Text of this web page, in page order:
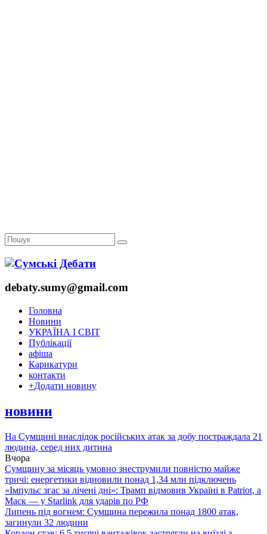
debaty.sumy@gmail.com
Головна
Новини
УКРАЇНА І СВІТ
Публікації
афіша
Карикатури
контакти
+Додати новину
новини
На Сумщині внаслідок російських атак за добу постраждала 21
людина, серед них дитина
Вчора
Сумщину за місяць умовно знеструмили повністю майже
тричі: енергетики відновили понад 1,34 млн підключень
«Імпульс згас за лічені дні»: Трамп відмовив Україні в Patriot, а
Маск — у Starlink для ударів по РФ
Липень під вогнем: Сумщина пережила понад 1800 атак,
загинули 32 людини